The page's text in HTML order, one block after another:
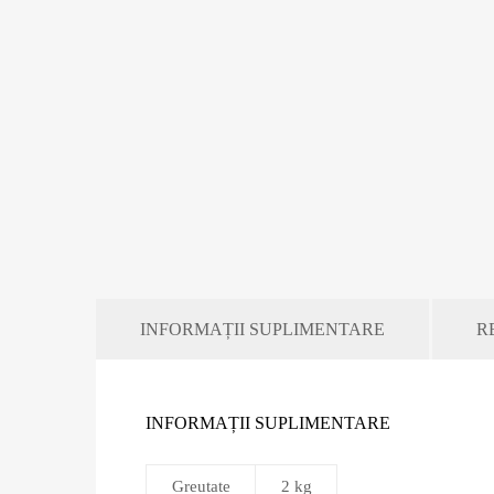
INFORMAȚII SUPLIMENTARE
INFORMAȚII SUPLIMENTARE
Greutate 2 kg